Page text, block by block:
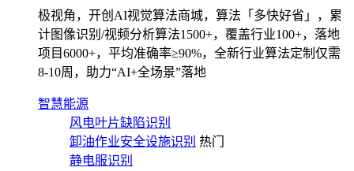
极视角，开创AI视觉算法商城，算法「多快好省」，累
计图像识别/视频分析算法1500+，覆盖行业100+，落地
项目6000+，平均准确率≥90%，全新行业算法定制仅需
8-10周，助力“AI+全场景”落地
智慧能源
风电叶片缺陷识别
卸油作业安全设施识别 热门
静电服识别